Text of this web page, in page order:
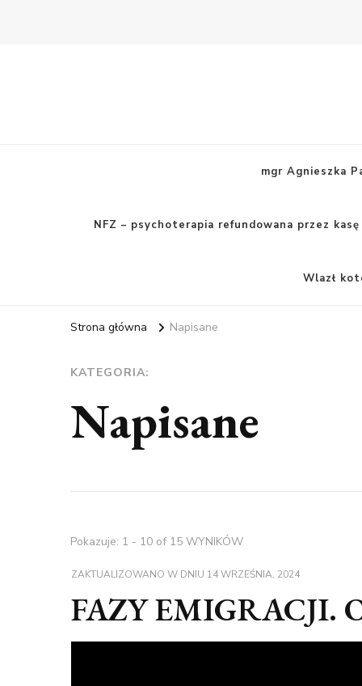
mgr Agnieszka
NFZ – psychoterapia refundowana przez
Wlazł
Strona główna Napisane
KATEGORIA:
Napisane
Pokazuje: 1 - 10 of 15 WYNIKÓW
ZAKTUALIZOWANO W DNIU 14 WRZEŚNIA, 2024
FAZY EMIGRACJI.